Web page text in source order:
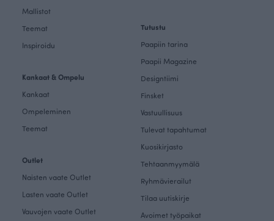
Mallistot
Teemat
Inspiroidu
Kankaat & Ompelu
Kankaat
Ompeleminen
Teemat
Outlet
Naisten vaate Outlet
Lasten vaate Outlet
Vauvojen vaate Outlet
Tutustu
Paapiin tarina
Paapii Magazine
Designtiimi
Finsket
Vastuullisuus
Tulevat tapahtumat
Kuosikirjasto
Tehtaanmyymälä
Ryhmävierailut
Tilaa uutiskirje
Avoimet työpaikat